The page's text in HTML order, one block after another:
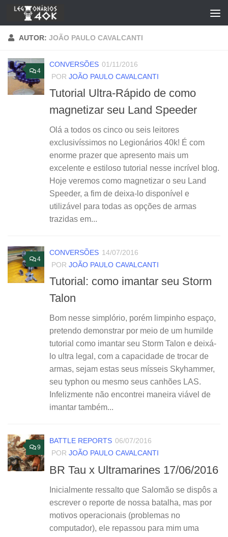
Skip to content
AUTOR: JOÃO PAULO CAVALCANTI
4
CONVERSÕES 01/11/2016
POR JOÃO PAULO CAVALCANTI
Tutorial Ultra-Rápido de como
magnetizar seu Land Speeder
Olá a todos os cinco ou seis leitores
exclusivíssimos no Legionários 40k! É com
enorme prazer que apresento mais um
excelente e estiloso tutorial nesse incrível blog.
Hoje veremos como magnetizar o seu Land
Speeder, a fim de deixa-lo disponível e
utilizável para todas as opções de armas
trazidas em...
4
CONVERSÕES 14/07/2016
POR JOÃO PAULO CAVALCANTI
Tutorial: como imantar seu Storm
Talon
Bom nesse simplório, porém limpinho espaço,
pretendo demonstrar por meio de um humilde
tutorial como imantar seu Storm Talon e deixá-
lo ultra legal, com a capacidade de trocar de
armas, sejam estas seus mísseis Skyhammer,
seu typhon ou mesmo seus canhões LAS.
Infelizmente não encontrei maneira viável de
imantar também...
9
BATTLE REPORTS 06/07/2016
POR JOÃO PAULO CAVALCANTI
BR Tau x Ultramarines 17/06/2016
Inicialmente ressalto que Salomão se dispôs a
escrever o reporte de nossa batalha, mas por
motivos operacionais (problemas no
computador), ele repassou para mim uma